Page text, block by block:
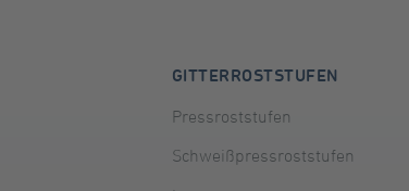
GITTERROSTSTUFEN
Pressroststufen
Schweißpressroststufen